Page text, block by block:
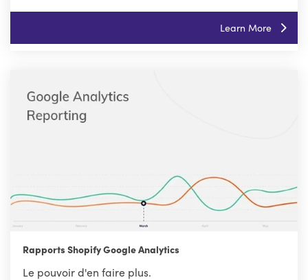
Learn More
Rapports Shopify Google Analytics
Le pouvoir d'en faire plus.